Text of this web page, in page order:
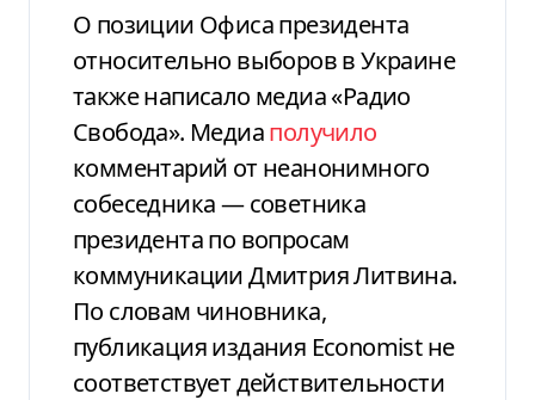
О позиции Офиса президента
относительно выборов в Украине
также написало медиа «Радио
Свобода». Медиаполучило
комментарий от неанонимного
собеседника — советника
президента по вопросам
коммуникации Дмитрия Литвина.
По словам чиновника,
публикация издания Economist не
соответствует действительности